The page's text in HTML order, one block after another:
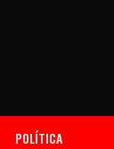
POLÍTICA